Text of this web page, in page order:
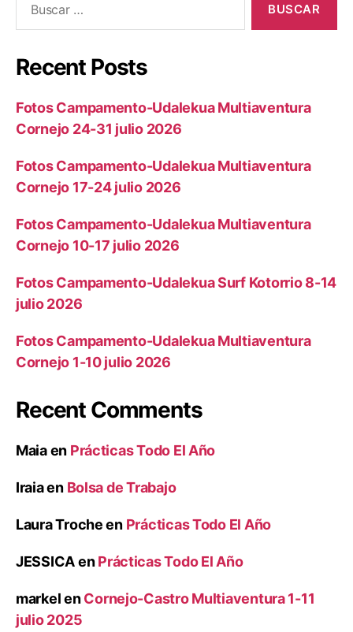
Recent Posts
Fotos Campamento-Udalekua Multiaventura
Cornejo 24-31 julio 2026
Fotos Campamento-Udalekua Multiaventura
Cornejo 17-24 julio 2026
Fotos Campamento-Udalekua Multiaventura
Cornejo 10-17 julio 2026
Fotos Campamento-Udalekua Surf Kotorrio 8-14
julio 2026
Fotos Campamento-Udalekua Multiaventura
Cornejo 1-10 julio 2026
Recent Comments
Maiaen Prácticas Todo El Año
Iraiaen Bolsa de Trabajo
Laura Trocheen Prácticas Todo El Año
JESSICAenPrácticas Todo El Año
markelenCornejo-Castro Multiaventura 1-11
julio 2025